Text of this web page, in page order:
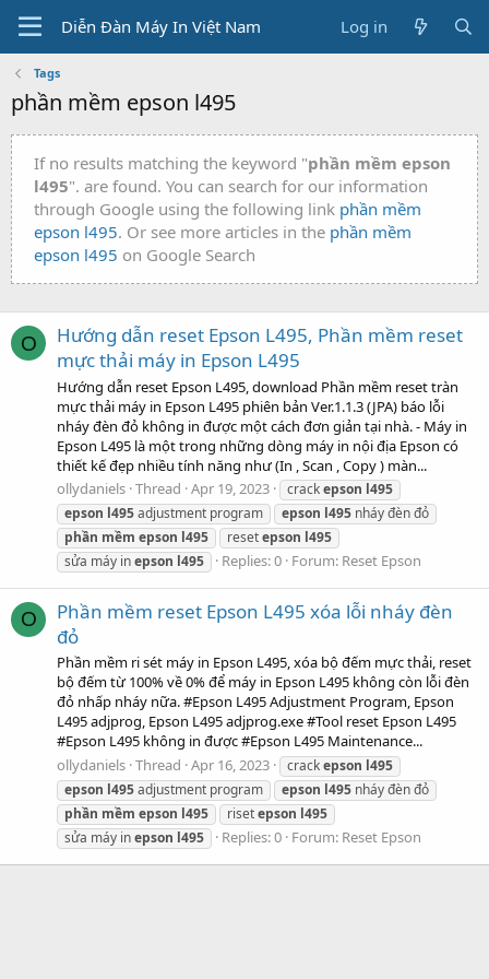
Diễn Đàn Máy In Việt Nam Log in
Tags
phần mềm epson l495
If no results matching the keyword "phần mềm epson
l495". are found. You can search for our information
through Google using the following link phần mềm
epson l495. Or see more articles in the phần mềm
epson l495 on Google Search
O
Hướng dẫn reset Epson L495, Phần mềm reset
mực thải máy in Epson L495
Hướng dẫn reset Epson L495, download Phần mềm reset tràn
mực thải máy in Epson L495 phiên bản Ver.1.1.3 (JPA) báo lỗi
nháy đèn đỏ không in được một cách đơn giản tại nhà. - Máy in
Epson L495 là một trong những dòng máy in nội địa Epson có
thiết kế đẹp nhiều tính năng như (In , Scan , Copy ) màn...
ollydaniels Thread Apr 19, 2023 crackepson l495
epson l495adjustment program epson l495 nháy đèn đỏ
phần mềm epson l495 resetepson l495
sửa máy inepson l495 Replies: 0 Forum: Reset Epson
O
Phần mềm reset Epson L495 xóa lỗi nháy đèn
đỏ
Phần mềm ri sét máy in Epson L495, xóa bộ đếm mực thải, reset
bộ đếm từ 100% về 0% để máy in Epson L495 không còn lỗi đèn
đỏ nhấp nháy nữa. #Epson L495 Adjustment Program, Epson
L495 adjprog, Epson L495 adjprog.exe #Tool reset Epson L495
#Epson L495 không in được #Epson L495 Maintenance...
ollydaniels Thread Apr 16, 2023 crackepson l495
epson l495adjustment program epson l495 nháy đèn đỏ
phần mềm epson l495 risetepson l495
sửa máy inepson l495 Replies: 0 Forum: Reset Epson